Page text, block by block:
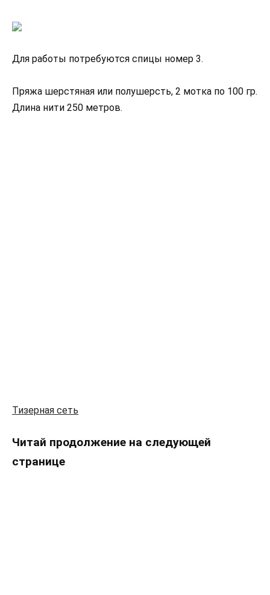
Для работы потребуются спицы номер 3.
Пряжа шерстяная или полушерсть, 2 мотка по 100 гр.
Длина нити 250 метров.
Тизерная сеть
Читай продолжение на следующей
странице